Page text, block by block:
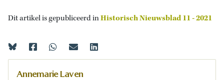
Dit artikel is gepubliceerd inHistorisch Nieuwsblad 11 - 2021
Annemarie Laven